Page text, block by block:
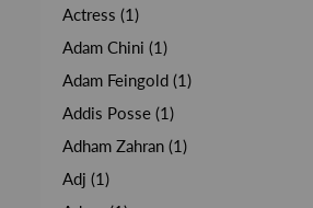
Actress (1)
Adam Chini (1)
Adam Feingold (1)
Addis Posse (1)
Adham Zahran (1)
Adj (1)